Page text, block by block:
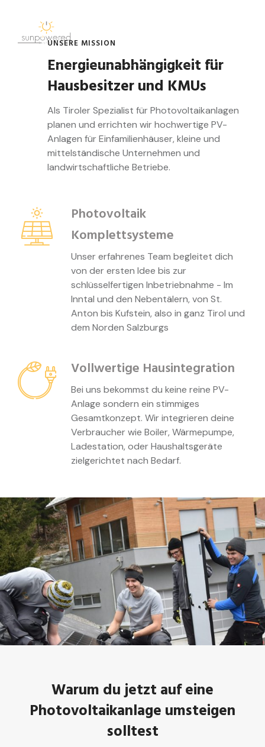
UNSERE MISSION
Energie­unabhängigkeit für
Hausbesitzer und KMUs
Als Tiroler Spezialist für Photovoltaikanlagen
planen und errichten wir hochwertige PV-
Anlagen für Einfamilienhäuser, kleine und
mittelständische Unternehmen und
landwirtschaftliche Betriebe.
Photovoltaik
Komplettsysteme
Unser erfahrenes Team begleitet dich
von der ersten Idee bis zur
schlüsselfertigen Inbetriebnahme - Im
Inntal und den Nebentälern, von St.
Anton bis Kufstein, also in ganz Tirol und
dem Norden Salzburgs
Vollwertige Hausintegration
Bei uns bekommst du keine reine PV-
Anlage sondern ein stimmiges
Gesamtkonzept. Wir integrieren deine
Verbraucher wie Boiler, Wärmepumpe,
Ladestation, oder Haushaltsgeräte
zielgerichtet nach Bedarf.
Warum du jetzt auf eine
Photovoltaikanlage umsteigen
solltest